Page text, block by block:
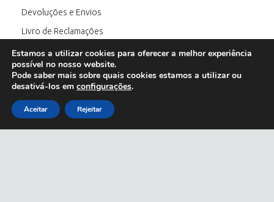
Devoluções e Envios
Livro de Reclamações
Canal de Denúncia
SIGA-NOS
Estamos a utilizar cookies para oferecer a melhor experiência
possível no nosso website.
Pode saber mais sobre quais cookies estamos a utilizar ou
desativá-los em configurações.
Aceitar Rejeitar